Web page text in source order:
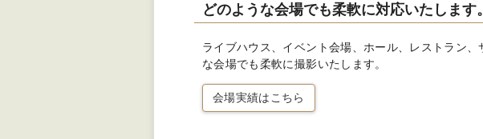
どのような会場でも柔軟に対応いたします。
ライブハウス、イベント会場、ホール、レストラン
な会場でも柔軟に撮影いたします。
会場実績はこちら